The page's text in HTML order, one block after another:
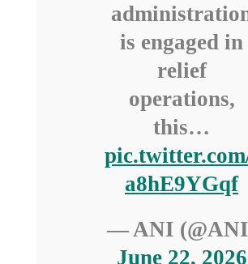
is engaged in
relief
operations,
this…
a8hE9YGqf
— ANI
June 22, 2026